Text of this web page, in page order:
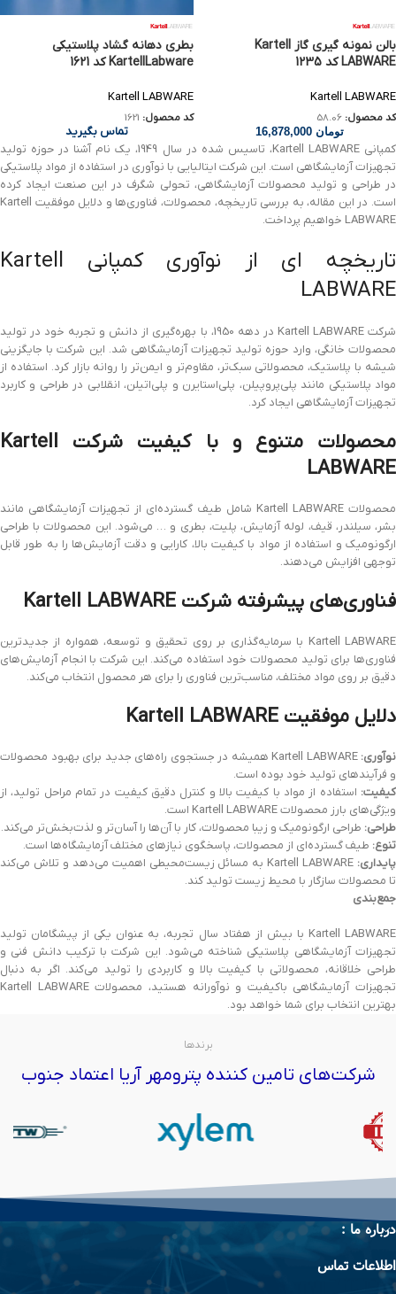
بالن نمونه گیری گاز Kartell
LABWARE کد 1235
Kartell LABWARE
کد محصول: 58.06
تومان 16,878,000
بطری دهانه گشاد پلاستیکی
KartellLabware کد 1621
Kartell LABWARE
کد محصول: 1621
تماس بگیرید
کمپانی Kartell LABWARE، تاسیس شده در سال 1949، یک نام آشنا در حوزه تولید
تجهیزات آزمایشگاهی است. این شرکت ایتالیایی با نوآوری در استفاده از مواد پلاستیکی
در طراحی و تولید محصولات آزمایشگاهی، تحولی شگرف در این صنعت ایجاد کرده
است. در این مقاله، به بررسی تاریخچه، محصولات، فناوری‌ها و دلایل موفقیت Kartell
LABWARE خواهیم پرداخت.
تاریخچه ای از نوآوری کمپانی Kartell
LABWARE
شرکت Kartell LABWARE در دهه 1950، با بهره‌گیری از دانش و تجربه خود در تولید
محصولات خانگی، وارد حوزه تولید تجهیزات آزمایشگاهی شد. این شرکت با جایگزینی
شیشه با پلاستیک، محصولاتی سبک‌تر، مقاوم‌تر و ایمن‌تر را روانه بازار کرد. استفاده از
مواد پلاستیکی مانند پلی‌پروپیلن، پلی‌استایرن و پلی‌اتیلن، انقلابی در طراحی و کاربرد
تجهیزات آزمایشگاهی ایجاد کرد.
محصولات متنوع و با کیفیت شرکت Kartell
LABWARE
محصولات Kartell LABWARE شامل طیف گسترده‌ای از تجهیزات آزمایشگاهی مانند
بشر، سیلندر، قیف، لوله آزمایش، پلیت، بطری و … می‌شود. این محصولات با طراحی
ارگونومیک و استفاده از مواد با کیفیت بالا، کارایی و دقت آزمایش‌ها را به طور قابل
توجهی افزایش می‌دهند.
فناوری‌های پیشرفته شرکت Kartell LABWARE
Kartell LABWARE با سرمایه‌گذاری بر روی تحقیق و توسعه، همواره از جدیدترین
فناوری‌ها برای تولید محصولات خود استفاده می‌کند. این شرکت با انجام آزمایش‌های
دقیق بر روی مواد مختلف، مناسب‌ترین فناوری را برای هر محصول انتخاب می‌کند.
دلایل موفقیت Kartell LABWARE
نوآوری:
Kartell LABWARE همیشه در جستجوی راه‌های جدید برای بهبود محصولات
و فرآیندهای تولید خود بوده است.
کیفیت: استفاده از مواد با کیفیت بالا و کنترل دقیق کیفیت در تمام مراحل تولید، از
ویژگی‌های بارز محصولات Kartell LABWARE است.
طراحی: طراحی ارگونومیک و زیبا محصولات، کار با آن‌ها را آسان‌تر و لذت‌بخش‌تر می‌کند.
تنوع: طیف گسترده‌ای از محصولات، پاسخگوی نیازهای مختلف آزمایشگاه‌ها است.
پایداری:
Kartell LABWARE به مسائل زیست‌محیطی اهمیت می‌دهد و تلاش می‌کند
تا محصولات سازگار با محیط زیست تولید کند.
جمع‌بندی
Kartell LABWARE با بیش از هفتاد سال تجربه، به عنوان یکی از پیشگامان تولید
تجهیزات آزمایشگاهی پلاستیکی شناخته می‌شود. این شرکت با ترکیب دانش فنی و
طراحی خلاقانه، محصولاتی با کیفیت بالا و کاربردی را تولید می‌کند. اگر به دنبال
تجهیزات آزمایشگاهی باکیفیت و نوآورانه هستید، محصولات Kartell LABWARE
بهترین انتخاب برای شما خواهد بود.
برندها
شرکت‌های تامین کننده پترومهر آریا اعتماد جنوب
درباره ما :
اطلاعات تماس